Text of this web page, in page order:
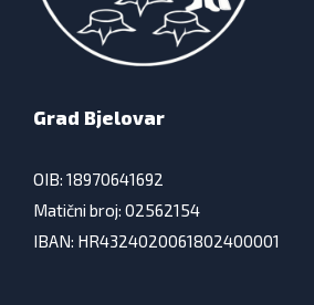
Grad Bjelovar
OIB: 18970641692
Matični broj: 02562154
IBAN: HR4324020061802400001